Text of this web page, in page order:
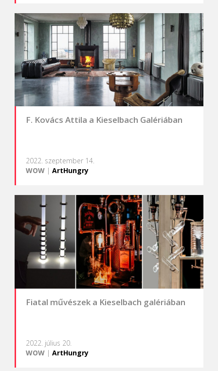
F. Kovács Attila a Kieselbach Galériában
2022. szeptember 14.
WOW | ArtHungry
Fiatal művészek a Kieselbach galériában
2022. július 20.
WOW | ArtHungry